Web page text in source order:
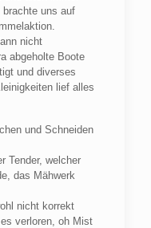
brachte uns auf
nicht
abgeholte Boote
und diverses
lief alles
und Schneiden
Tender, welcher
das Mähwerk
nicht korrekt
verloren, oh Mist